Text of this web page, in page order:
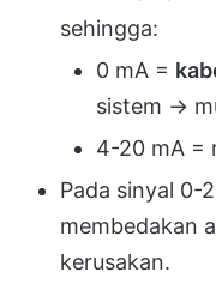
sehingga:
0 mA =
sistem →
4-20 mA =
Pada sinyal 0-
membedakan
kerusakan.